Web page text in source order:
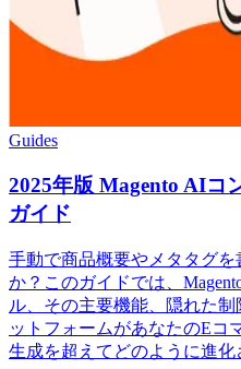
Guides
2025年版 Magento AIコ
ガイド
手動で商品概要やメタタグ
か？このガイドでは、
ル、その主要機能、隠れた
ットフォームがあなたのEコ
生成を超えてどのように進化